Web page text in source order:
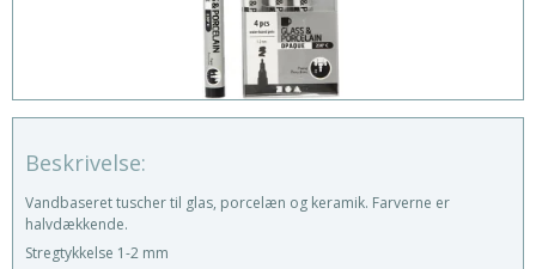
Beskrivelse:
Vandbaseret tuscher til glas, porcelæn og keramik. Farverne er
halvdækkende.
Stregtykkelse 1-2 mm